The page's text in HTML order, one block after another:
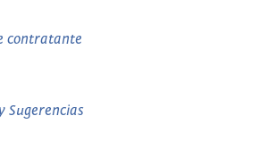
contratante
Sugerencias